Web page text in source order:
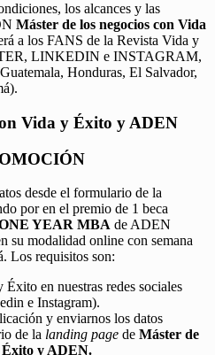
los alcances y las
Máster de los negocios con Vida
a los FANS de la Revista Vida y
LINKEDIN e INSTAGRAM,
Honduras, El Salvador,
Vida y Éxito y ADEN
desde el formulario de la
por en el premio de 1 beca
YEAR MBA de ADEN
su modalidad online con semana
Los requisitos son:
en nuestras redes sociales
e Instagram).
y enviarnos los datos
de la landing page de Máster de
Éxito y ADEN.